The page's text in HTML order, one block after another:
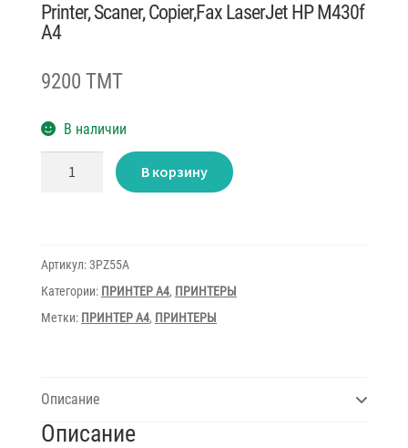
Printer, Scaner, Copier,Fax LaserJet HP M430f
A4
9200 TMT
В наличии
Количество
товара
M430f
A4
В корзину
Артикул:3PZ55A
Категории: ПРИНТЕР A4, ПРИНТЕРЫ
Метки: ПРИНТЕР A4, ПРИНТЕРЫ
Описание
Описание